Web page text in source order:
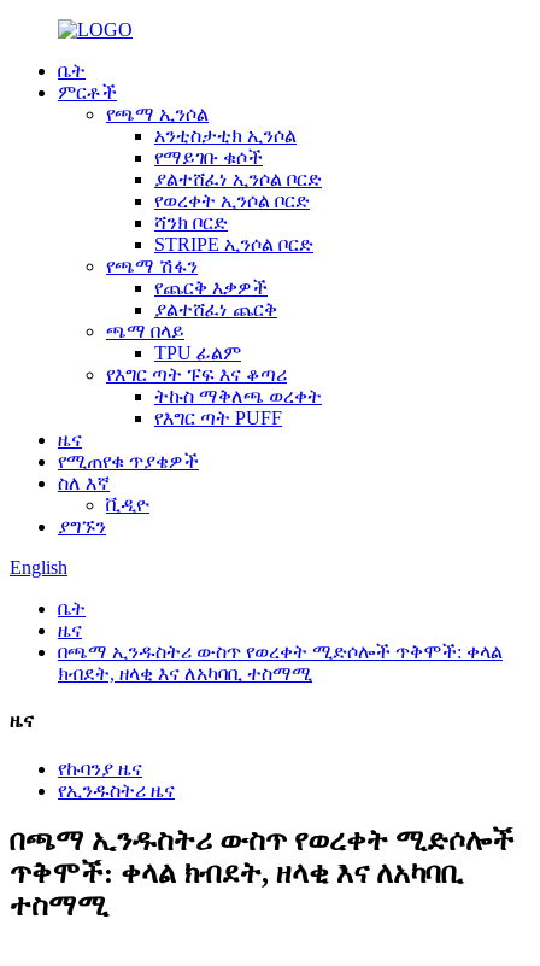
ቤት
ምርቶች
የጫማ ኢንሶል
አንቲስታቲክ ኢንሶል
የማይገቡ ቁሶች
ያልተሸፈነ ኢንሶል ቦርድ
የወረቀት ኢንሶል ቦርድ
ሻንክ ቦርድ
STRIPE ኢንሶል ቦርድ
የጫማ ሽፋን
የጨርቅ እቃዎች
ያልተሸፈነ ጨርቅ
ጫማ በላይ
TPU ፊልም
የእግር ጣት ፑፍ እና ቆጣሪ
ትኩስ ማቅለጫ ወረቀት
የእግር ጣት PUFF
ዜና
የሚጠየቁ ጥያቄዎች
ስለ እኛ
ቪዲዮ
ያግኙን
English
ቤት
ዜና
በጫማ ኢንዱስትሪ ውስጥ የወረቀት ሚድሶሎች ጥቅሞች: ቀላል
ክብደት, ዘላቂ እና ለአካባቢ ተስማሚ
ዜና
የኩባንያ ዜና
የኢንዱስትሪ ዜና
በጫማ ኢንዱስትሪ ውስጥ የወረቀት ሚድሶሎች
ጥቅሞች: ቀላል ክብደት, ዘላቂ እና ለአካባቢ
ተስማሚ